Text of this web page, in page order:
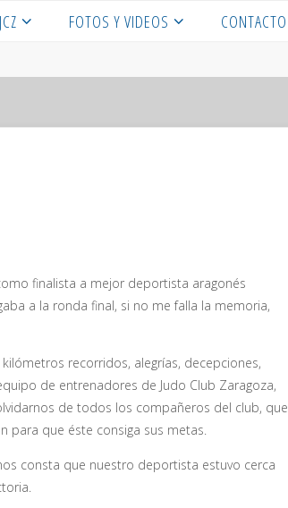
FOTOS Y VIDEOS CONTACTO
finalista a mejor deportista aragonés
a la ronda final, si no me falla la memoria,
recorridos, alegrías, decepciones,
de entrenadores de Judo Club Zaragoza,
de todos los compañeros del club, que
que éste consiga sus metas.
consta que nuestro deportista estuvo cerca